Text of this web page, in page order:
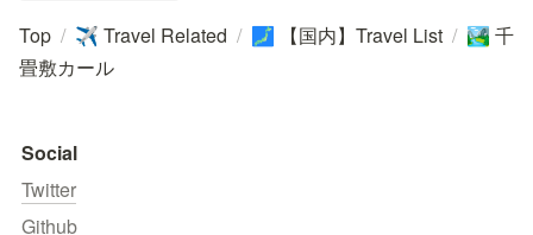
Top / ✈️ Travel Related / 🗾 【国内】Travel List / 🏞️ 千
畳敷カール
Social
Twitter
Github